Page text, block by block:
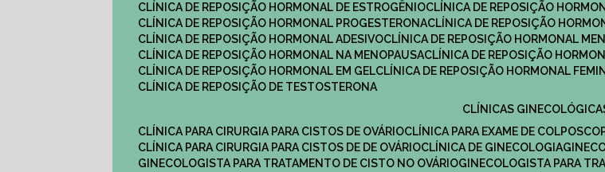
CLÍNICA DE REPOSIÇÃO HORMONAL DE ESTROGÊNIO
CLÍNICA DE REPOSIÇÃO
CLÍNICA DE REPOSIÇÃO HORMONAL PROGESTERONA
CLÍNICA DE REPOSIÇÃO
CLÍNICA DE REPOSIÇÃO HORMONAL ADESIVO
CLÍNICA DE REPOSIÇÃO HORMONAL
CLÍNICA DE REPOSIÇÃO HORMONAL NA MENOPAUSA
CLÍNICA DE REPOSIÇÃO
CLÍNICA DE REPOSIÇÃO HORMONAL EM GEL
CLÍNICA DE REPOSIÇÃO HORMONAL
CLÍNICA DE REPOSIÇÃO DE TESTOSTERONA
CLÍNICAS
CLÍNICA PARA CIRURGIA PARA CISTOS DE OVÁRIO
CLÍNICA PARA EXAME DE
CLÍNICA PARA CIRURGIA PARA CISTOS DE DE OVÁRIO
CLÍNICA DE GINECOLOGIA
GINECOLOGISTA PARA TRATAMENTO DE CISTO NO OVÁRIO
GINECOLOGISTA PARA